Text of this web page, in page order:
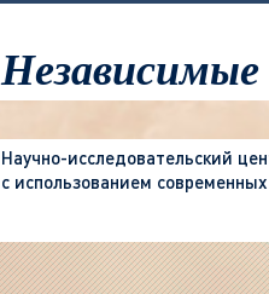
Научно-исследовательский
с использованием